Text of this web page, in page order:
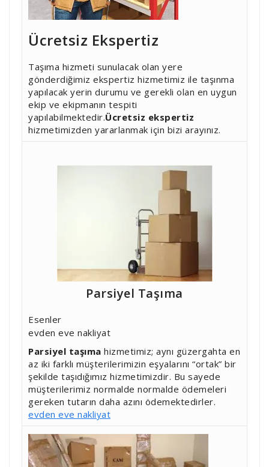
Ücretsiz Ekspertiz
Taşıma hizmeti sunulacak olan yere
gönderdiğimiz ekspertiz hizmetimiz ile taşınma
yapılacak yerin durumu ve gerekli olan en uygun
ekip ve ekipmanın tespiti
yapılabilmektedir.Ücretsiz ekspertiz
hizmetimizden yararlanmak için bizi arayınız.
Parsiyel Taşıma
Esenler
evden eve nakliyat
Parsiyel taşıma hizmetimiz; aynı güzergahta en
az iki farklı müşterilerimizin eşyalarını “ortak” bir
şekilde taşıdığımız hizmetimizdir. Bu sayede
müşterilerimiz normalde normalde ödemeleri
gereken tutarın daha azını ödemektedirler.
evden eve nakliyat